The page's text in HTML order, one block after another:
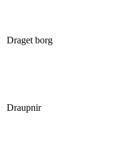
Draget borg
Draupnir